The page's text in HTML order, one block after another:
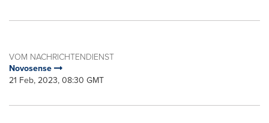
VOM NACHRICHTENDIENST
Novosense
21 Feb, 2023, 08:30 GMT